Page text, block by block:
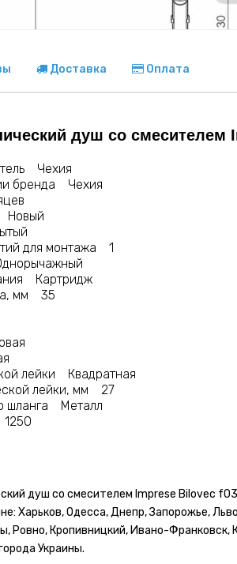
Доставка Оплата
душ со
Чехия
бренда Чехия
Новый
для монтажа 1
Картридж
мм 35
лейки Квадратная
лейки, мм 27
шланга Металл
душ со смесителем Imprese Bilovec
Харьков, Одесса, Днепр, Запорожье,
Ровно, Кропивницкий, Ивано-Франковск,
Украины.